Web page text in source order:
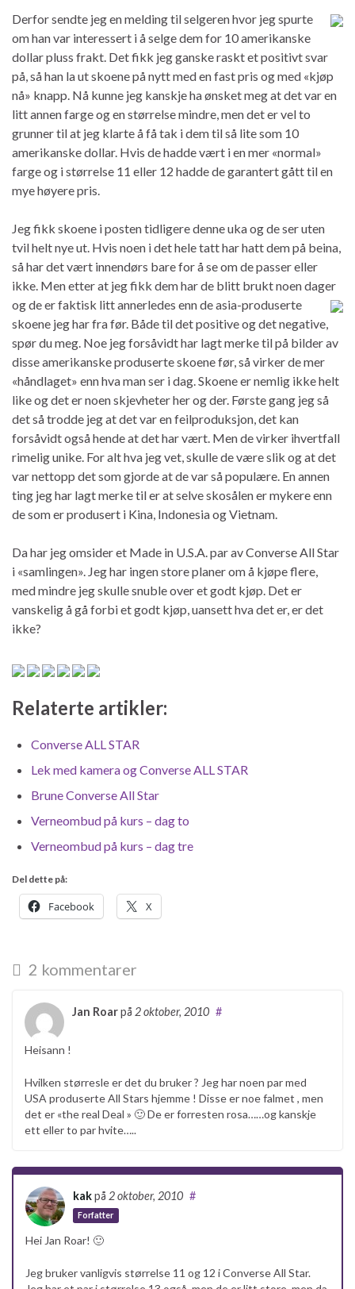
Derfor sendte jeg en melding til selgeren hvor jeg spurte
om han var interessert i å selge dem for 10 amerikanske
dollar pluss frakt. Det fikk jeg ganske raskt et positivt svar
på, så han la ut skoene på nytt med en fast pris og med «kjøp
nå» knapp. Nå kunne jeg kanskje ha ønsket meg at det var en
litt annen farge og en størrelse mindre, men det er vel to
grunner til at jeg klarte å få tak i dem til så lite som 10
amerikanske dollar. Hvis de hadde vært i en mer «normal»
farge og i størrelse 11 eller 12 hadde de garantert gått til en
mye høyere pris.
Jeg fikk skoene i posten tidligere denne uka og de ser uten
tvil helt nye ut. Hvis noen i det hele tatt har hatt dem på beina,
så har det vært innendørs bare for å se om de passer eller
ikke. Men etter at jeg fikk dem har de blitt brukt noen dager
og de erfaktisk litt annerledes enn de asia-produserte
skoene jeg har fra før. Både til det positive og det negative,
spør du meg. Noe jeg forsåvidt har lagt merke til på bilder av
disse amerikanske produserte skoene før, så virker de mer
«håndlaget» enn hva man ser i dag. Skoene er nemlig ikke helt
like og det er noen skjevheter her og der. Første gang jeg så
det så trodde jeg at det var en feilproduksjon, det kan
forsåvidt også hende at det har vært. Men de virker ihvertfall
rimelig unike. For alt hva jeg vet, skulle de være slik og at det
var nettopp det som gjorde at de var så populære. En annen
ting jeg har lagt merke til er at selve skosålen er mykere enn
de som er produsert i Kina, Indonesia og Vietnam.
Da har jeg omsider et Made in U.S.A. par av Converse All Star
i «samlingen». Jeg har ingen store planer om å kjøpe flere,
med mindre jeg skulle snuble over et godt kjøp. Det er
vanskelig å gå forbi et godt kjøp, uansett hva det er, er det
ikke?
Relaterte artikler:
Converse ALL STAR
Lek med kamera og Converse ALL STAR
Brune Converse All Star
Verneombud på kurs – dag to
Verneombud på kurs – dag tre
Del dette på:
Facebook X
2 kommentarer
Jan Roarpå 2 oktober, 2010 #
Heisann !
Hvilken størresle er det du bruker ? Jeg har noen par med
USA produserte All Stars hjemme ! Disse er noe falmet , men
det er «the real Deal » 🙂 De er forresten rosa……og kanskje
ett eller to par hvite…..
kakpå 2 oktober, 2010
Forfatter
#
Hei Jan Roar! 🙂
Jeg bruker vanligvis størrelse 11 og 12 i Converse All Star.